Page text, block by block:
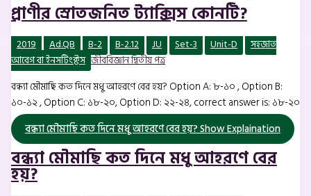
প্রাণীর স্রোতজনিত ট্যাক্সিস কোনটি?
2019 Ad.QB B-2 B-2.12 JU Set-3 Unit-D
সহজাত
আবেগ বা ইনসটিংক্টস জীববিজ্ঞান দ্বিতীয় পত্র
বন্ধ্যা মৌমাছি কত দিনে মধু আহরণে বের হয়? Option A: ৮-১০ , Option B:
১০-১২ , Option C: ১৮-২০, Option D: ২২-২৪, correct answer is: ১৮-২০
বন্ধ্যা মৌমাছি কত দিনে মধু আহরণে বের হয়?Show Explaination
বন্ধ্যা মৌমাছি কত দিনে মধু আহরণে বের
হয়?